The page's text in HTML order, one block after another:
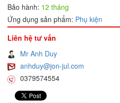
Beckhoff Vietnam
Bei Sensor
Bernstein
Berthold
Beta Vietnam
BIFOLD
Bifold (Rotork)
Bảo hành: 12 tháng
Ứng dụng sản phẩm: Phụ kiện
Liên hệ tư vấn
Mr Anh Duy
anhduy@jon-jul.com
0379574554